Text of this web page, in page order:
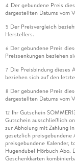
4 Der gebundene Preis
dargestellten Datums vom
5 Der Preisvergleich
Herstellers.
6 Der gebundene Preis
Preissenkungen beziehen
7 Die Preisbindung dieses
beziehen sich auf den
8 Der gebundene Preis
dargestellten Datums vom
12 Ihr Gutschein
Gutschein ausschließlich
zur Abholung mit Zahlung
gesetzlich preisgebundene
preisgebundene Kalender,
Hugendubel Hörbuch Abo.
Geschenkkarten